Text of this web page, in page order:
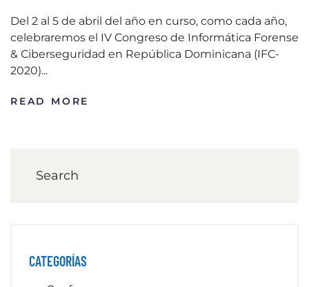
Del 2 al 5 de abril del año en curso, como cada año,
celebraremos el IV Congreso de Informática Forense
& Ciberseguridad en República Dominicana (IFC-
2020)...
READ MORE
CATEGORÍAS